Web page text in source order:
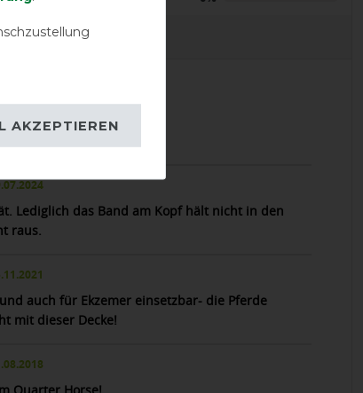
Lediglich das Band am Kopf hält nicht in den
raus.
auch für Ekzemer einsetzbar- die Pferde
mit dieser Decke!
AKZEPTIEREN